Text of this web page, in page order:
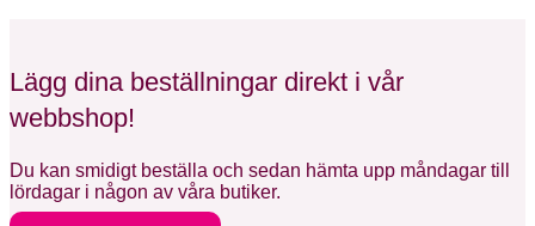
Lägg dina beställningar direkt i vår
webbshop!
Du kan smidigt beställa och sedan hämta upp måndagar till
lördagar i någon av våra butiker.